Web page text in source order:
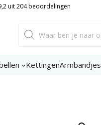
uit 204 beoordelingen
zoeken
KettingenArmbandjes